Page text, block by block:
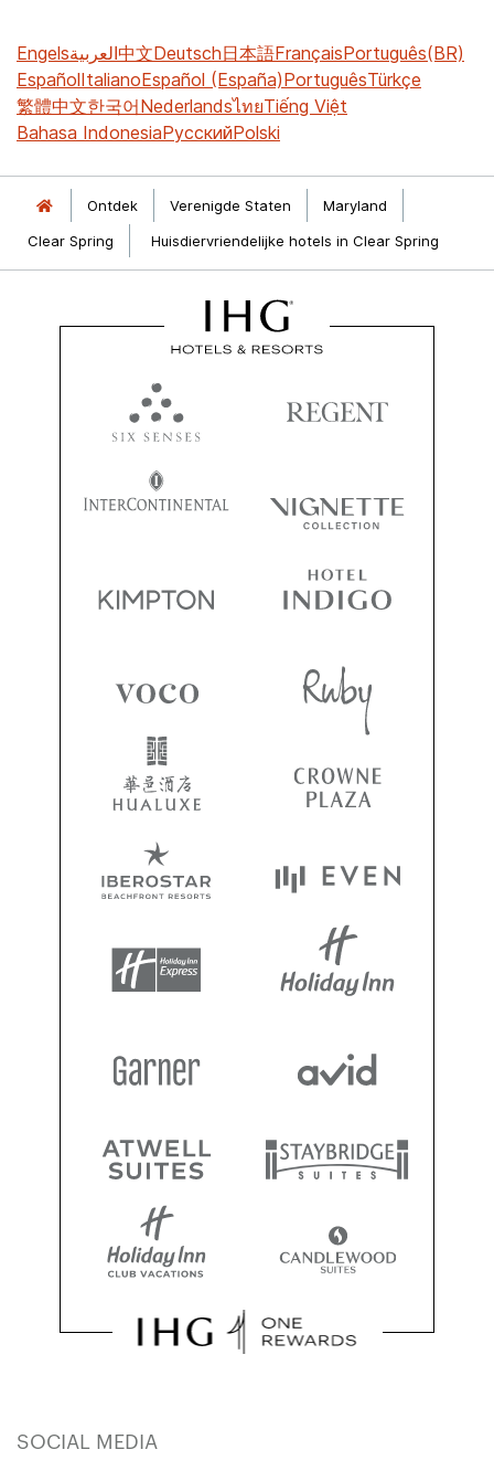
Engelsالعربية中文Deutsch日本語FrançaisPortuguês(BR)
EspañolItalianoEspañol (España)PortuguêsTürkçe
繁體中文한국어NederlandsไทยTiếng Việt
Bahasa IndonesiaРусскийPolski
Ontdek Verenigde Staten
Maryland
Clear Spring
Huisdiervriendelijke hotels in Clear Spring
SOCIAL MEDIA